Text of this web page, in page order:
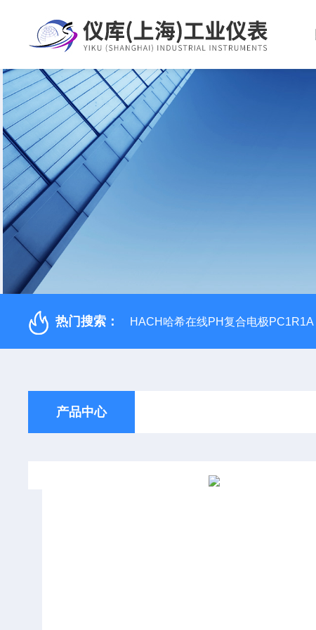
热门搜索： HACH哈希在线PH复合电极PC1R1A
产品中心